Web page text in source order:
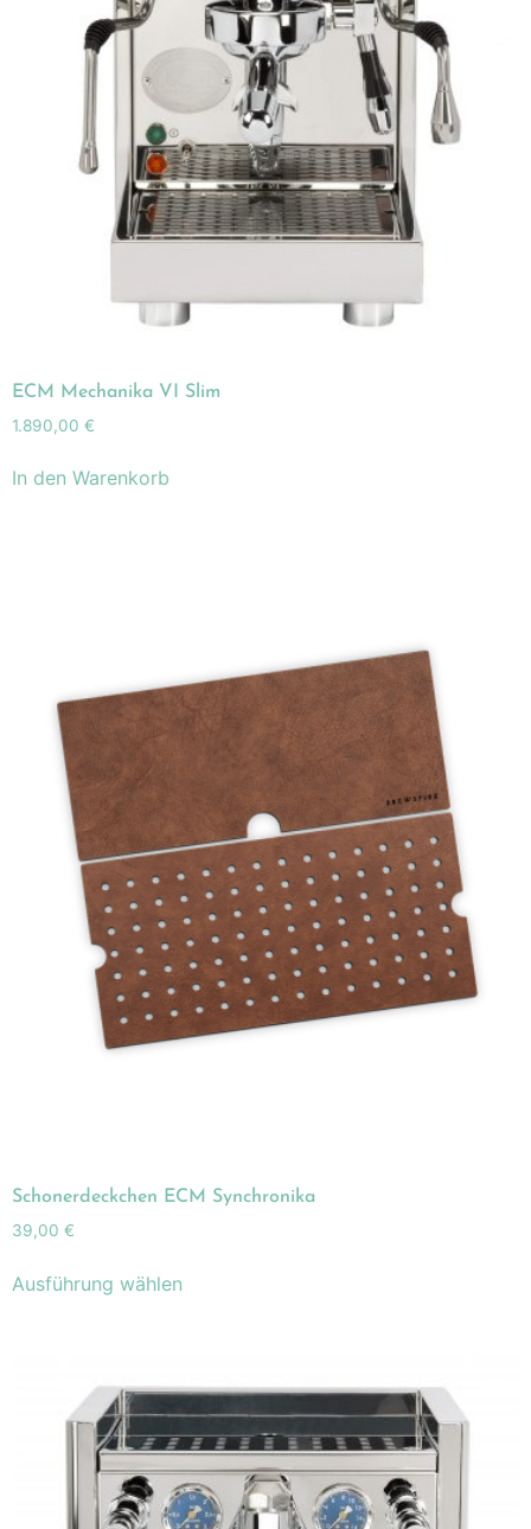
ECM Mechanika VI Slim
1.890,00 €
In den Warenkorb
Schonerdeckchen ECM Synchronika
39,00 €
Ausführung wählen